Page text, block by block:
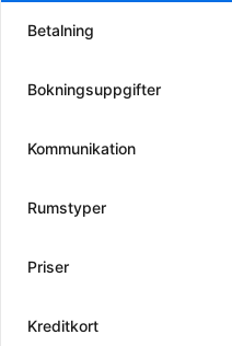
Betalning
Bokningsuppgifter
Kommunikation
Rumstyper
Priser
Kreditkort